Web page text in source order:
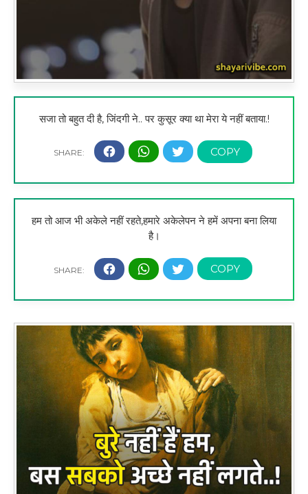
सजा तो बहुत दी है, जिंदगी ने.. पर कुसूर क्या था मेरा ये नहीं बताया.!
हम तो आज भी अकेले नहीं रहते,हमारे अकेलेपन ने हमें अपना बना लिया
है।